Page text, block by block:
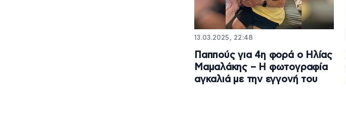
13.03.2025, 22:48
Παππούς για 4η φορά ο Ηλίας
Μαμαλάκης – Η φωτογραφία
αγκαλιά με την εγγονή του